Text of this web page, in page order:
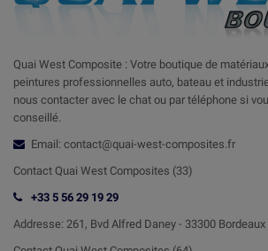
Quai West Composite : Votre boutique de
peintures professionnelles auto, bateau et
nous contacter avec le chat ou par téléphone si
conseillé.
Email: contact@quai-west-composites.fr
Contact Quai West Composites (33)
+33 5 56 29 19 29
Addresse: 261, Bvd Alfred Daney - 33300 Bordeaux